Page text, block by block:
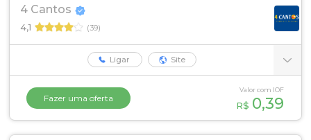
4 Cantos
4,1 (39)
Ligar Site
Fazer uma oferta
Valor com IOF
R$ 0,39